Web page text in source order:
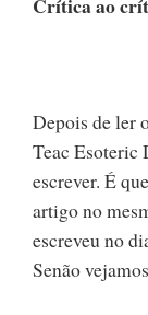
Depois de ler
Teac Esoteric
escrever. É
artigo no
escreveu no
Senão